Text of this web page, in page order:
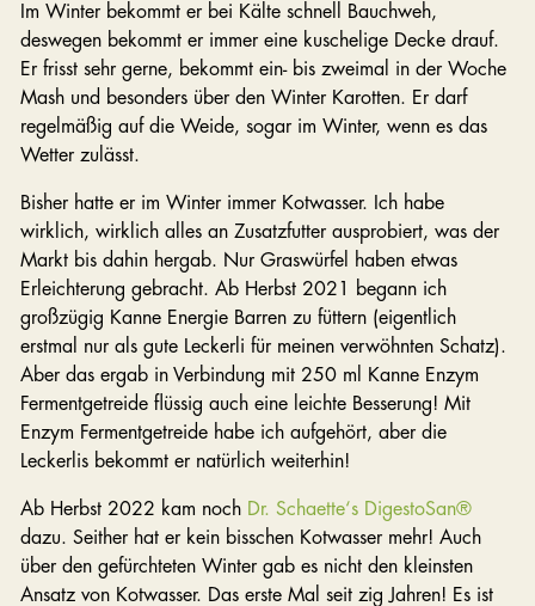
Im Winter bekommt er bei Kälte schnell Bauchweh,
deswegen bekommt er immer eine kuschelige Decke drauf.
Er frisst sehr gerne, bekommt ein- bis zweimal in der Woche
Mash und besonders über den Winter Karotten. Er darf
regelmäßig auf die Weide, sogar im Winter, wenn es das
Wetter zulässt.
Bisher hatte er im Winter immer Kotwasser. Ich habe
wirklich, wirklich alles an Zusatzfutter ausprobiert, was der
Markt bis dahin hergab. Nur Graswürfel haben etwas
Erleichterung gebracht. Ab Herbst 2021 begann ich
großzügig Kanne Energie Barren zu füttern (eigentlich
erstmal nur als gute Leckerli für meinen verwöhnten Schatz).
Aber das ergab in Verbindung mit 250 ml Kanne Enzym
Fermentgetreide flüssig auch eine leichte Besserung! Mit
Enzym Fermentgetreide habe ich aufgehört, aber die
Leckerlis bekommt er natürlich weiterhin!
Ab Herbst 2022 kam noch Dr. Schaette‘s DigestoSan®
dazu. Seither hat er kein bisschen Kotwasser mehr! Auch
über den gefürchteten Winter gab es nicht den kleinsten
Ansatz von Kotwasser. Das erste Mal seit zig Jahren! Es ist